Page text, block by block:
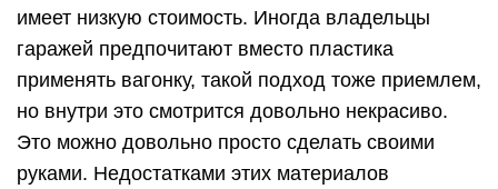
имеет низкую стоимость. Иногда владельцы
гаражей предпочитают вместо пластика
применять вагонку, такой подход тоже приемлем,
но внутри это смотрится довольно некрасиво.
Это можно довольно просто сделать своими
руками. Недостатками этих материалов